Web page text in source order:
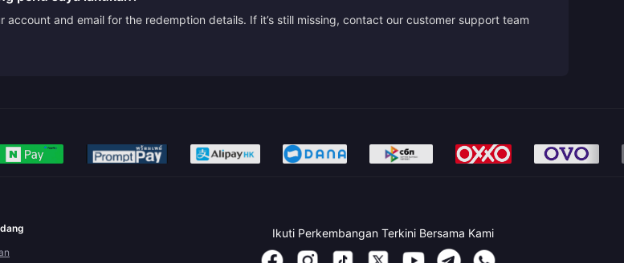
and email for the redemption details. If it’s still missing, contact our customer support team
Ikuti Perkembangan Terkini Bersama Kami